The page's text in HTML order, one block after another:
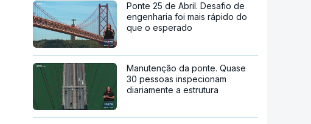
Ponte 25 de Abril. Desafio de
engenharia foi mais rápido do
que o esperado
Manutenção da ponte. Quase
30 pessoas inspecionam
diariamente a estrutura